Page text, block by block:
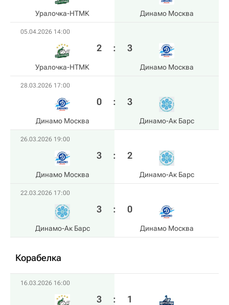
Уралочка-НТМК Динамо Москва
05.04.2026 14:00
Уралочка-НТМК
2 : 3
Динамо Москва
28.03.2026 17:00
Динамо Москва
0 : 3
Динамо-Ак Барс
26.03.2026 19:00
Динамо Москва
3 : 2
Динамо-Ак Барс
22.03.2026 17:00
Динамо-Ак Барс
3 : 0
Динамо Москва
Корабелка
16.03.2026 16:00
3 : 1